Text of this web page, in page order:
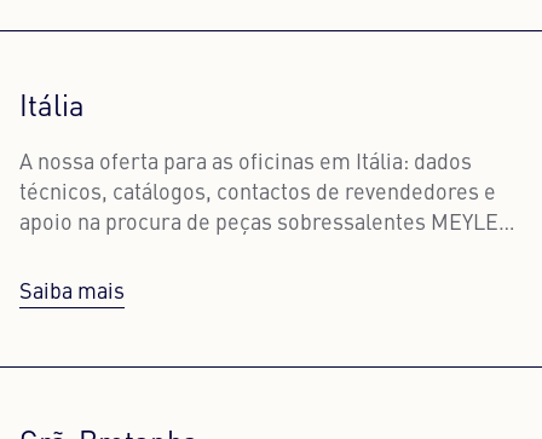
Itália
A nossa oferta para as oficinas em Itália: dados
técnicos, catálogos, contactos de revendedores e
apoio na procura de peças sobressalentes MEYLE
Saiba mais